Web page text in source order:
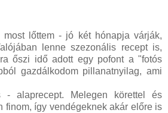
most lőttem - jó két hónapja várják,
lenne szezonális recept is,
őszi idő adott egy pofont a "fotós
gazdálkodom pillanatnyilag, ami
- alaprecept. Melegen körettel és
finom, így vendégeknek akár előre is